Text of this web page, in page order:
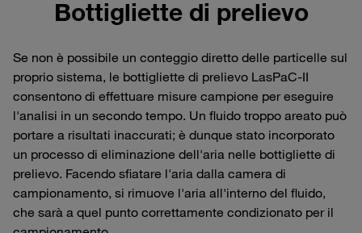
Bottigliette di prelievo
Se non è possibile un conteggio diretto delle particelle sul
proprio sistema, le bottigliette di prelievo LasPaC-II
consentono di effettuare misure campione per eseguire
l'analisi in un secondo tempo. Un fluido troppo areato può
portare a risultati inaccurati; è dunque stato incorporato
un processo di eliminazione dell'aria nelle bottigliette di
prelievo. Facendo sfiatare l'aria dalla camera di
campionamento, si rimuove l'aria all'interno del fluido,
che sarà a quel punto correttamente condizionato per il